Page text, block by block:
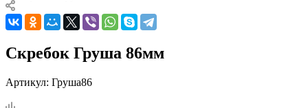
Скребок Груша 86мм
Артикул: Груша86